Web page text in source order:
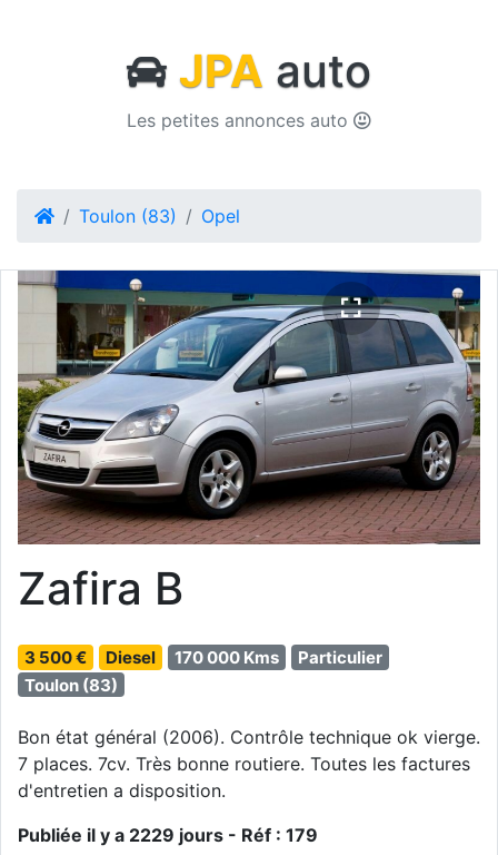
JPA auto
Les petites annonces auto
Toulon (83) Opel
Zafira B
3 500 € Diesel 170 000 Kms
Particulier
Toulon (83)
Bon état général (2006). Contrôle technique ok vierge.
7 places. 7cv. Très bonne routiere. Toutes les factures
d'entretien a disposition.
Publiée il y a 2229 jours - Réf : 179